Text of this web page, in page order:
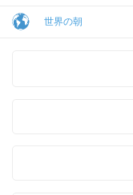
世界の朝